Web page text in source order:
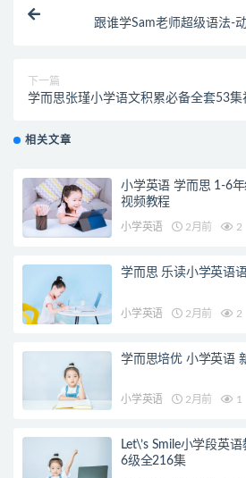
跟谁学Sam老师超级语法-
下一篇
学而思张瑾小学语文积累必备全套53集
相关文章
小学英语 学而思 1-6
视频教程
小学英语 2月前 2
学而思 乐读小学英语
小学英语 2月前 2
学而思培优 小学英语
小学英语 2月前 1
Let\’s Smile小学段英
6级全216集